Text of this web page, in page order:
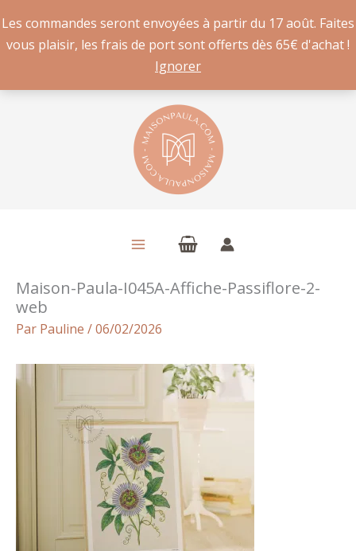
Les commandes seront envoyées à partir du 17 août. Faites
vous plaisir, les frais de port sont offerts dès 65€ d'achat !
Ignorer
Maison-Paula-I045A-Affiche-Passiflore-2-
web
Par Pauline /06/02/2026